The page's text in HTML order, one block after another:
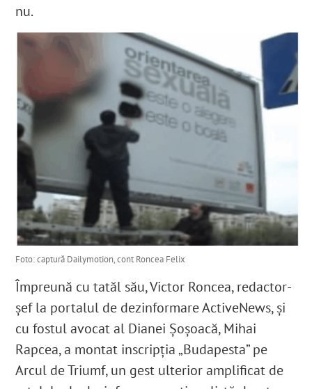
nu.
Foto: captură Dailymotion, cont Roncea Felix
Împreună cu tatăl său, Victor Roncea, redactor-
șef la portalul de dezinformare ActiveNews, și
cu fostul avocat al Dianei Şoşoacă, Mihai
Rapcea, a montat inscripția „Budapesta” pe
Arcul de Triumf, un gest ulterior amplificat de